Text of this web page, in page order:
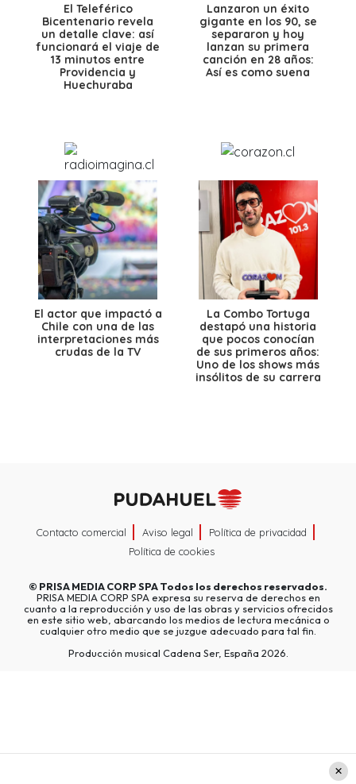
El Teleférico
Bicentenario revela
un detalle clave: así
funcionará el viaje de
13 minutos entre
Providencia y
Huechuraba
Lanzaron un éxito
gigante en los 90, se
separaron y hoy
lanzan su primera
canción en 28 años:
Así es como suena
El actor que impactó a
Chile con una de las
interpretaciones más
crudas de la TV
La Combo Tortuga
destapó una historia
que pocos conocían
de sus primeros años:
Uno de los shows más
insólitos de su carrera
Contacto comercial Aviso legal
Política de privacidad
Política de cookies
© PRISA MEDIA CORP SPATodos los derechos reservados.
PRISA MEDIA CORP SPA expresa su reserva de derechos en
cuanto a la reproducción y uso de las obras y servicios ofrecidos
en este sitio web, abarcando los medios de lectura mecánica o
cualquier otro medio que se juzgue adecuado para tal fin.
Producción musical Cadena Ser, España 2026.